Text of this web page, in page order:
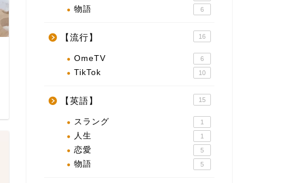
物語 6
【流行】 16
OmeTV 6
TikTok 10
【英語】 15
スラング 1
人生 1
恋愛 5
物語 5